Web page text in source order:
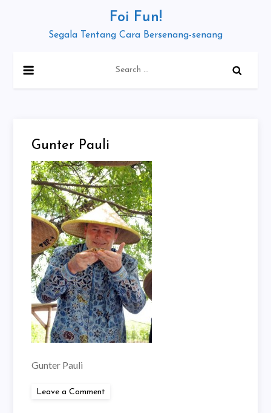
Foi Fun!
Segala Tentang Cara Bersenang-senang
for:
Gunter Pauli
Gunter Pauli
Leave a Comment